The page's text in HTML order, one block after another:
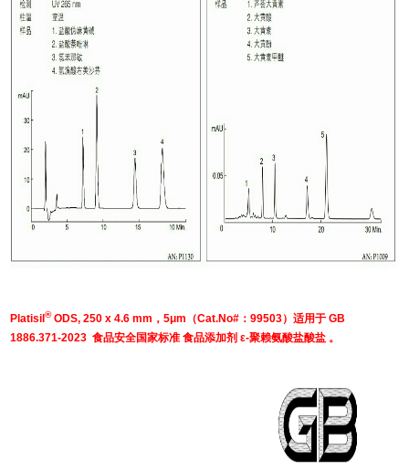
Platisil®ODS, 250 x 4.6 mm，5μm（Cat.No#：99503）适用于 GB
1886.371-2023 食品安全国家标准 食品添加剂 ε-聚赖氨酸盐酸盐 。